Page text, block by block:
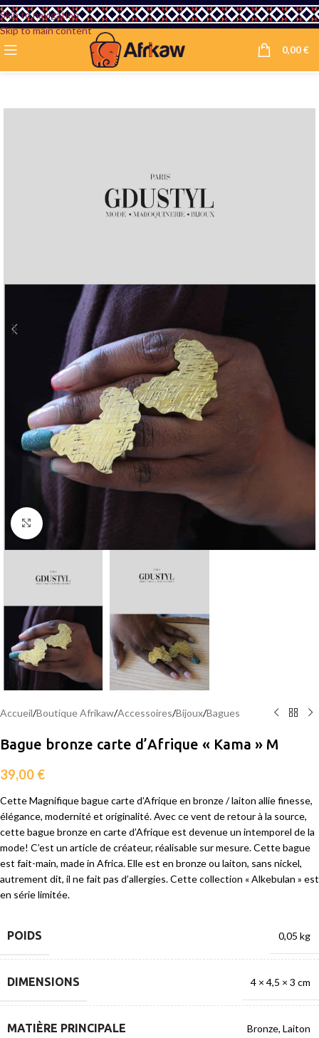
Skip to navigation
Skip to main content
0,00€
Agrandir
Accueil/Boutique Afrikaw/Accessoires/Bijoux/Bagues
Bague bronze carte d’Afrique « Kama » M
39,00 €
Cette Magnifique bague carte d’Afrique en bronze / laiton allie finesse,
élégance, modernité et originalité. Avec ce vent de retour à la source,
cette bague bronze en carte d’Afrique est devenue un intemporel de la
mode! C’est un article de créateur, réalisable sur mesure. Cette bague
est fait-main, made in Africa. Elle est en bronze ou laiton, sans nickel,
autrement dit, il ne fait pas d’allergies. Cette collection « Alkebulan » est
en série limitée.
POIDS 0,05 kg
DIMENSIONS 4 × 4,5 × 3 cm
MATIÈRE PRINCIPALE Bronze, Laiton